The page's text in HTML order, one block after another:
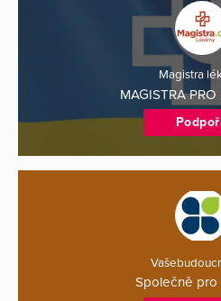
Magistra
MAGISTRA
Společně pro